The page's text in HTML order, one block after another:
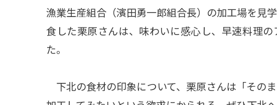
漁業生産組合（濱田勇一郎組合長）の加工場を見
食した栗原さんは、味わいに感心し、早速料理
た。
下北の食材の印象について、栗原さんは「その